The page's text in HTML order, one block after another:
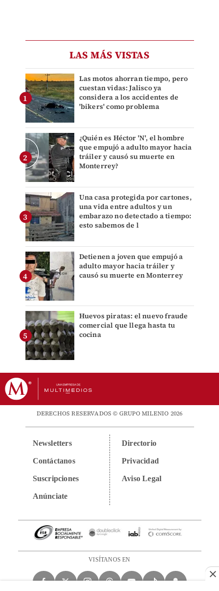
LAS MÁS VISTAS
Las motos ahorran tiempo, pero
cuestan vidas: Jalisco ya
considera a los accidentes de
'bikers' como problema
¿Quién es Héctor 'N', el hombre
que empujó a adulto mayor hacia
tráiler y causó su muerte en
Monterrey?
Una casa protegida por cartones,
una vida entre adultos y un
embarazo no detectado a tiempo:
esto sabemos de l
Detienen a joven que empujó a
adulto mayor hacia tráiler y
causó su muerte en Monterrey
Huevos piratas: el nuevo fraude
comercial que llega hasta tu
cocina
DERECHOS RESERVADOS © GRUPO MILENIO 2026
Newsletters
Contáctanos
Suscripciones
Anúnciate
Directorio
Privacidad
Aviso Legal
VISÍTANOS EN